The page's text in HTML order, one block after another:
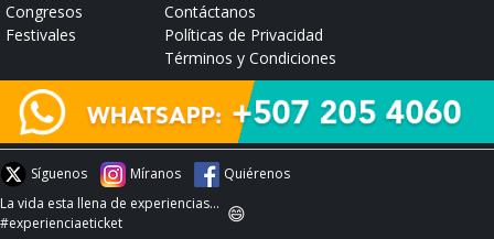
Congresos
Festivales
Contáctanos
Políticas de Privacidad
Términos y Condiciones
Síguenos Míranos
Quiérenos
La vida esta llena de experiencias...
#experienciaeticket
😄